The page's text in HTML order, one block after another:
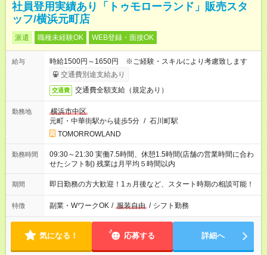
社員登用実績あり「トゥモローランド」販売スタ
ッフ/横浜元町店
派遣 職種未経験OK WEB登録・面接OK
給与
時給1500円～1650円 ※ご経験・スキルにより考慮致します
交通費別途支給あり
交通費 交通費全額支給（規定あり）
勤務地
横浜市中区
元町・中華街駅から徒歩5分 / 石川町駅
TOMORROWLAND
勤務時間
09:30～21:30 実働7.5時間、休憩1.5時間(店舗の営業時間に合わ
せたシフト制) 残業は月平均５時間以内
期間 即日勤務の方大歓迎！1ヵ月後など、スタート時期の相談可能！
特徴 副業・WワークOK / 服装自由 / シフト勤務
気になる！ 応募する 詳細へ